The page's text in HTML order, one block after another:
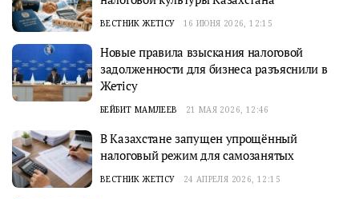
ВЕСТНИК ЖЕТІСУ 16 ИЮНЯ 2026, 12:15
Новые правила взыскания налоговой
задолженности для бизнеса разъяснили в
Жетісу
БЕЙБИТ МАМЛЕЕВ 21 МАЯ 2026, 12:46
В Казахстане запущен упрощённый
налоговый режим для самозанятых
ВЕСТНИК ЖЕТІСУ 24 АПРЕЛЯ 2026, 12:15